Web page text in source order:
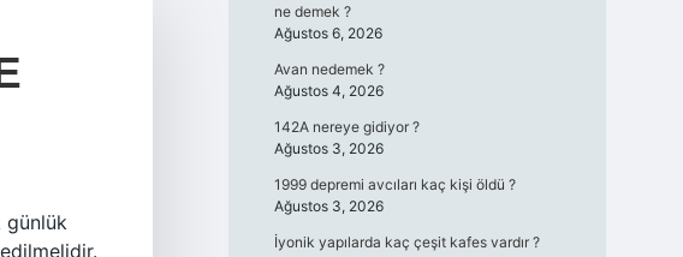
günlük
ne demek ?
Ağustos 6, 2026
Avan nedemek ?
Ağustos 4, 2026
142A nereye gidiyor ?
Ağustos 3, 2026
1999 depremi avcıları kaç kişi öldü ?
Ağustos 3, 2026
İyonik yapılarda kaç çeşit kafes vardır ?